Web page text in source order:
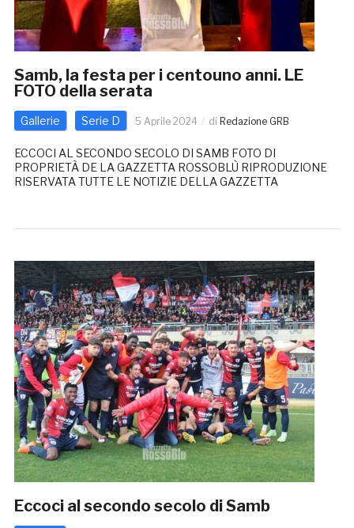
Samb, la festa per i centouno anni. LE
FOTO della serata
Gallerie Serie D 5 Aprile 2024 di Redazione GRB
ECCOCI AL SECONDO SECOLO DI SAMB FOTO DI
PROPRIETÀ DE LA GAZZETTA ROSSOBLÙ RIPRODUZIONE
RISERVATA TUTTE LE NOTIZIE DELLA GAZZETTA
Eccoci al secondo secolo di Samb